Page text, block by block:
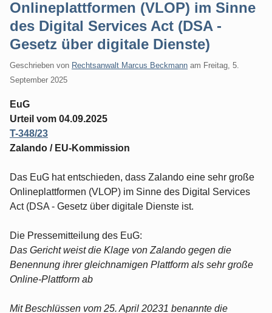
Onlineplattformen (VLOP) im Sinne
des Digital Services Act (DSA -
Gesetz über digitale Dienste)
Geschrieben von Rechtsanwalt Marcus Beckmann am Freitag, 5.
September 2025
EuG
Urteil vom 04.09.2025
T-348/23
Zalando / EU-Kommission
Das EuG hat entschieden, dass Zalando eine sehr große
Onlineplattformen (VLOP) im Sinne des Digital Services
Act (DSA - Gesetz über digitale Dienste ist.
Die Pressemitteilung des EuG:
Das Gericht weist die Klage von Zalando gegen die
Benennung ihrer gleichnamigen Plattform als sehr große
Online-Plattform ab
Mit Beschlüssen vom 25. April 20231 benannte die